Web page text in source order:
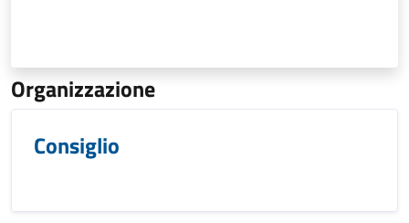
Organizzazione
Consiglio